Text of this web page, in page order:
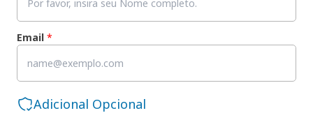
Email *
Adicional Opcional